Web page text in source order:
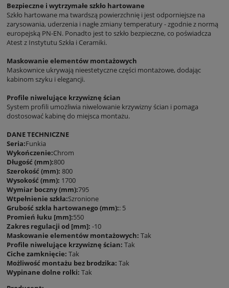
Bezpieczne i wytrzymałe szkło hartowane
Szkło hartowane ma twardszą powierzchnię i jest odporniejsze na
zarysowania, uderzenia i nagłe zmiany temperatury - zgodnie z normą
europejską PN-EN. Ponadto jest to szkło bezpieczne, co poświadcza
Atest z Instytutu Szkła i Ceramiki.
Maskowanie elementów montażowych
Maskownice ukrywają nieestetyczne części montażowe, dodając
kabinom szyku i elegancji.
Profile niwelujące krzywiznę ścian
System profili umożliwia niwelowanie krzywizny ścian i pomaga
dostosować kabinę do miejsca montażu.
DANE TECHNICZNE
Seria:Funkia
Wykończenie:Chrom
Długość (mm):800
Szerokość (mm): 800
Wysokość (mm): 1700
Wymiar boczny (mm):795
Wtpełnienie szkła:Szronione
Grubość szkła hartowanego (mm):: 5
Promień łuku [mm]:550
Zakres regulacji od [mm]: -10
Maskowanie elementów montażowych: Tak
Profile niwelujące krzywiznę ścian: Tak
Ciche zamknięcie: Tak
Możliwość montażu bez brodzika: Tak
Wypinane dolne rolki: Tak